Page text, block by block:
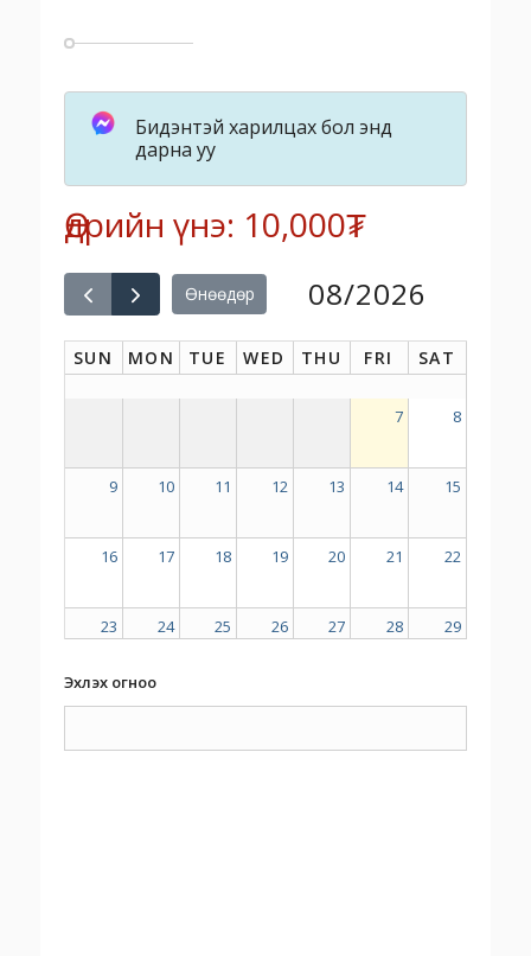
Бидэнтэй харилцах бол энд
дарна уу
Өдрийн үнэ: 10,000₮
Өнөөдөр 08/2026
SUN MON TUE WED THU FRI SAT
7 8
9 10 11 12 13 14 15
16 17 18 19 20 21 22
23 24 25 26 27 28 29
Эхлэх огноо